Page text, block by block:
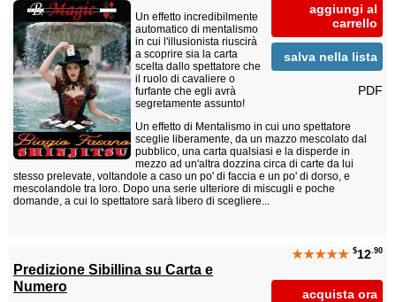
aggiungi al
carrello
salva nella lista
PDF
Un effetto incredibilmente
automatico di mentalismo
in cui l'illusionista riuscirà
a scoprire sia la carta
scelta dallo spettatore che
il ruolo di cavaliere o
furfante che egli avrà
segretamente assunto!
Un effetto di Mentalismo in cui uno spettatore
sceglie liberamente, da un mazzo mescolato dal
pubblico, una carta qualsiasi e la disperde in
mezzo ad un'altra dozzina circa di carte da lui
stesso prelevate, voltandole a caso un po' di faccia e un po' di dorso, e
mescolandole tra loro. Dopo una serie ulteriore di miscugli e poche
domande, a cui lo spettatore sarà libero di scegliere...
★★★★★ $12.90
acquista ora
Predizione Sibillina su Carta e
Numero